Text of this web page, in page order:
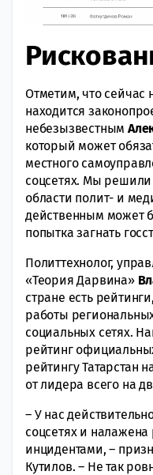
Отметим, что сейчас
находится
небезызвестным
который может
местного
соцсетях. Мы решили
области полит- и
действенным может
попытка загнать
Политтехнолог,
«Теория Дарвина»
стране есть
работы
социальных сетях.
рейтинг
рейтингу Татарстан
от лидера всего на
– У нас
соцсетях и налажена
инцидентами, –
Кутилов. – Не так